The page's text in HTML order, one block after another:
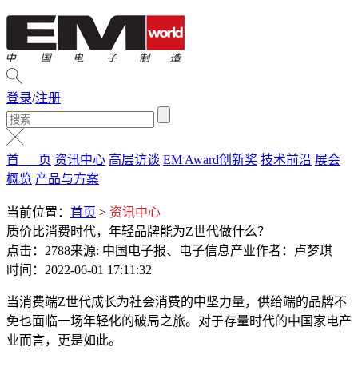
登录/注册
首 页 资讯中心 高层访谈 EM Award创新奖 技术前沿 展会
概览 产品与方案
当前位置： 首页 > 资讯中心
质价比消费时代，年轻品牌能为Z世代做什么？
点击：2788来源: 中国电子报、电子信息产业作者：卢梦琪
时间：2022-06-01 17:11:32
当消费端Z世代成长为社会消费的中坚力量，供给端的品牌不
免也面临一场年轻化的破局之旅。对于存量时代的中国家电产
业而言，更是如此。